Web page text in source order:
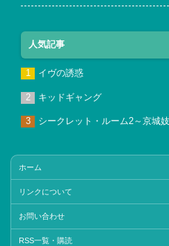
人気記事
イヴの誘惑
キッドギャング
シークレット・ルーム2～京城
ホーム
リンクについて
お問い合わせ
RSS一覧・購読